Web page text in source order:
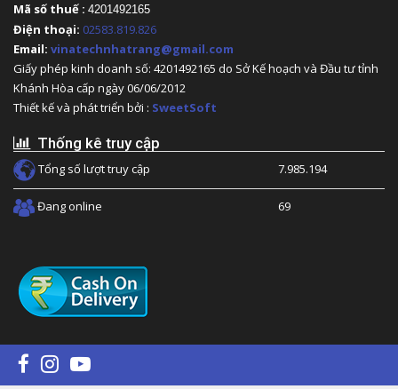
Mã số thuế : 4201492165
Điện thoại: 02583.819.826
Email: vinatechnhatrang@gmail.com
Giấy phép kinh doanh số: 4201492165 do Sở Kế hoạch và Đầu tư tỉnh
Khánh Hòa cấp ngày 06/06/2012
Thiết kế và phát triển bởi : SweetSoft
Thống kê truy cập
Tổng số lượt truy cập 7.985.194
Đang online 69